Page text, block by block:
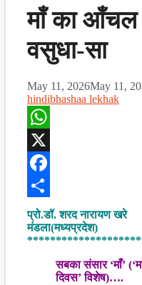
माँ का आँचल
वसुधा-सा
May 11, 2026May 11,
hindibhashaa lekhak
WhatsApp
X
Facebook
Share
प्रो.डॉ. शरद नारायण खरे
मंडला(मध्यप्रदेश)
सबका संसार ‘माँ’
दिवस’ विशेष)….